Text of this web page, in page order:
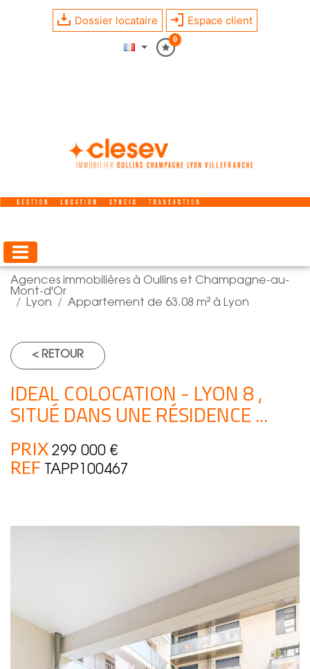
Dossier locataire Espace client
0
Agences immobilières à Oullins et Champagne-au-
Mont-d'Or
Lyon
Appartement de 63.08 m² à Lyon
< RETOUR
IDEAL COLOCATION - LYON 8 ,
SITUÉ DANS UNE RÉSIDENCE ...
PRIX 299 000 €
REF TAPP100467